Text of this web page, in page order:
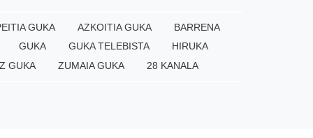
GUKA AZKOITIA GUKA
BARRENA
GUKA GUKA TELEBISTA
HIRUKA
GUKA ZUMAIA GUKA 28 KANALA